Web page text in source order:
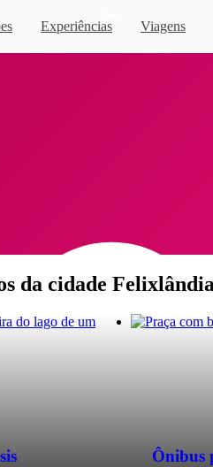
Experiências Viagens
da cidade
Ônibus